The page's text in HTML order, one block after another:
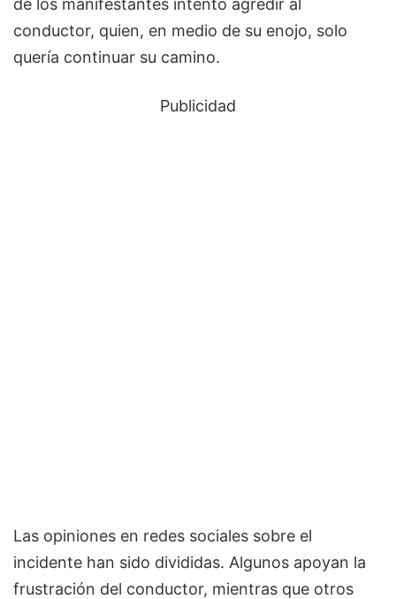
de los manifestantes intentó agredir al
conductor, quien, en medio de su enojo, solo
quería continuar su camino.
Publicidad
Las opiniones en redes sociales sobre el
incidente han sido divididas. Algunos apoyan la
frustración del conductor, mientras que otros